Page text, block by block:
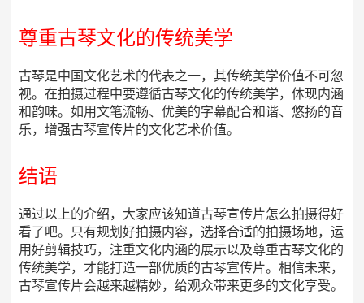
尊重古琴文化的传统美学
古琴是中国文化艺术的代表之一，其传统美学价值不可忽
视。在拍摄过程中要遵循古琴文化的传统美学，体现内涵
和韵味。如用文笔流畅、优美的字幕配合和谐、悠扬的音
乐，增强古琴宣传片的文化艺术价值。
结语
通过以上的介绍，大家应该知道古琴宣传片怎么拍摄得好
看了吧。只有规划好拍摄内容，选择合适的拍摄场地，运
用好剪辑技巧，注重文化内涵的展示以及尊重古琴文化的
传统美学，才能打造一部优质的古琴宣传片。相信未来，
古琴宣传片会越来越精妙，给观众带来更多的文化享受。